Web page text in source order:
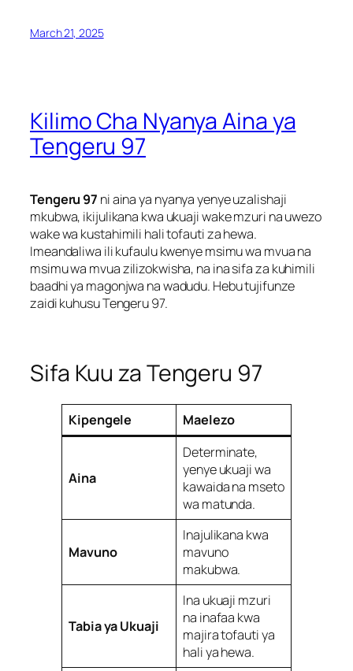
March 21, 2025
Kilimo Cha Nyanya Aina ya
Tengeru 97
Tengeru 97 ni aina ya nyanya yenye uzalishaji
mkubwa, ikijulikana kwa ukuaji wake mzuri na uwezo
wake wa kustahimili hali tofauti za hewa.
Imeandaliwa ili kufaulu kwenye msimu wa mvua na
msimu wa mvua zilizokwisha, na ina sifa za kuhimili
baadhi ya magonjwa na wadudu. Hebu tujifunze
zaidi kuhusu Tengeru 97.
Sifa Kuu za Tengeru 97
Kipengele Maelezo
Aina
Determinate,
yenye ukuaji wa
kawaida na mseto
wa matunda.
Mavuno
Inajulikana kwa
mavuno
makubwa.
Tabia ya Ukuaji
Ina ukuaji mzuri
na inafaa kwa
majira tofauti ya
hali ya hewa.